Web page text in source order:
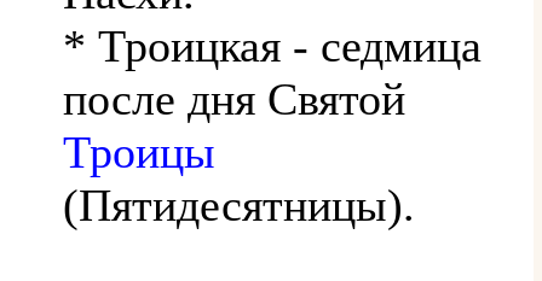
* Троицкая - седмица
после дня Святой
Троицы
(Пятидесятницы).